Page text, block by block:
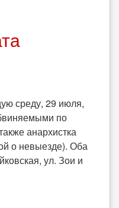
среду, 29 июля,
по
анархистка
о невыезде). Оба
ул. Зои и